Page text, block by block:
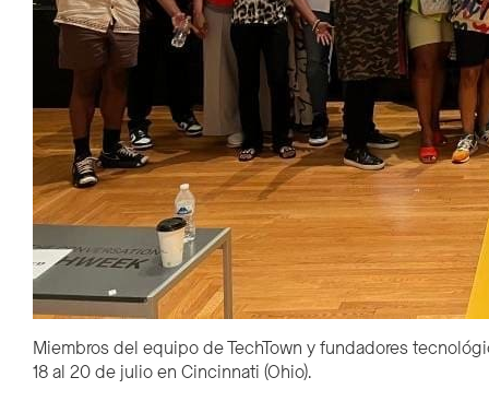
Miembros del equipo de TechTown y fundadores
18 al 20 de julio en Cincinnati (Ohio).